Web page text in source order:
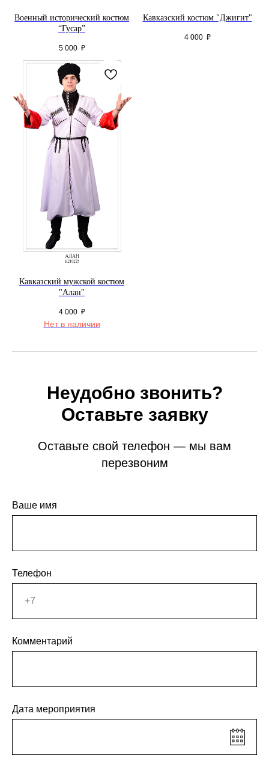
Военный исторический костюм
“Гусар”
5 000 ₽
Кавказский костюм "Джигит"
4 000 ₽
Кавказский мужской костюм
"Алан"
4 000 ₽
Нет в наличии
Неудобно звонить?
Оставьте заявку
Оставьте свой телефон — мы вам
перезвоним
Ваше имя
Телефон
Комментарий
Дата мероприятия